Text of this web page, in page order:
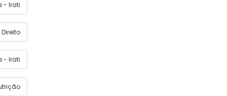
- Irati
Direito
- Irati